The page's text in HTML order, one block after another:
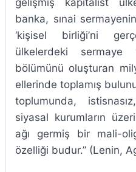
banka, sınai
‘kişisel birliği’ni
ülkelerdeki
bölümünü oluşturan
ellerinde toplamış
toplumunda,
siyasal kurumların
ağı germiş bir mali-
özelliği budur.” (Lenin,